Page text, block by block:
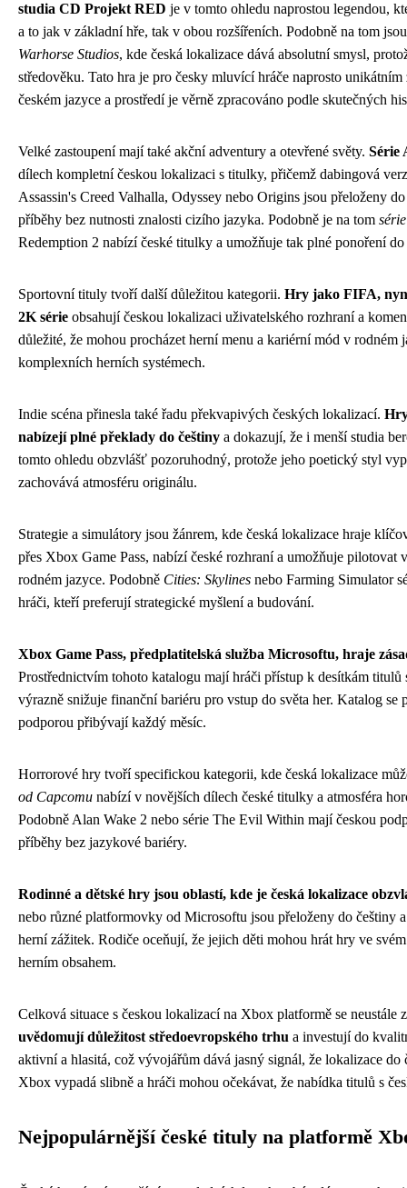
studia CD Projekt RED je v tomto ohledu naprostou legendou,
a to jak v základní hře, tak v obou rozšířeních. Podobně na tom
Warhorse Studios, kde česká lokalizace dává absolutní smysl,
středověku. Tato hra je pro česky mluvící hráče naprosto
českém jazyce a prostředí je věrně zpracováno podle skutečných
Velké zastoupení mají také akční adventury a otevřené světy. Série
dílech kompletní českou lokalizaci s titulky, přičemž dabingová
Assassin's Creed Valhalla, Odyssey nebo Origins jsou přeloženy
příběhy bez nutnosti znalosti cizího jazyka. Podobně je na tom
Redemption 2 nabízí české titulky a umožňuje tak plné ponoření
Sportovní tituly tvoří další důležitou kategorii. Hry jako FIFA,
2K série obsahují českou lokalizaci uživatelského rozhraní a
důležité, že mohou procházet herní menu a kariérní mód v rodném
komplexních herních systémech.
Indie scéna přinesla také řadu překvapivých českých lokalizací.
nabízejí plné překlady do češtiny a dokazují, že i menší studia
tomto ohledu obzvlášť pozoruhodný, protože jeho poetický styl
zachovává atmosféru originálu.
Strategie a simulátory jsou žánrem, kde česká lokalizace hraje
přes Xbox Game Pass, nabízí české rozhraní a umožňuje
rodném jazyce. Podobně Cities: Skylines nebo Farming Simulator
hráči, kteří preferují strategické myšlení a budování.
Xbox Game Pass, předplatitelská služba Microsoftu, hraje
Prostřednictvím tohoto katalogu mají hráči přístup k desítkám
výrazně snižuje finanční bariéru pro vstup do světa her. Katalog
podporou přibývají každý měsíc.
Horrorové hry tvoří specifickou kategorii, kde česká lokalizace
od Capcomu nabízí v novějších dílech české titulky a atmosféra
Podobně Alan Wake 2 nebo série The Evil Within mají českou
příběhy bez jazykové bariéry.
Rodinné a dětské hry jsou oblastí, kde je česká lokalizace
nebo různé platformovky od Microsoftu jsou přeloženy do češtiny
herní zážitek. Rodiče oceňují, že jejich děti mohou hrát hry ve
herním obsahem.
Celková situace s českou lokalizací na Xbox platformě se neustále
uvědomují důležitost středoevropského trhu a investují do
aktivní a hlasitá, což vývojářům dává jasný signál, že lokalizace
Xbox vypadá slibně a hráči mohou očekávat, že nabídka titulů s
Nejpopulárnější české tituly na platformě